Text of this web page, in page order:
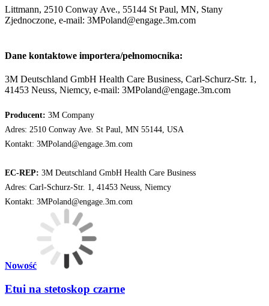
Littmann, 2510 Conway Ave., 55144 St Paul, MN, Stany
Zjednoczone, e-mail: 3MPoland@engage.3m.com
Dane kontaktowe importera/pełnomocnika:
3M Deutschland GmbH Health Care Business, Carl-Schurz-Str. 1,
41453 Neuss, Niemcy, e-mail: 3MPoland@engage.3m.com
Producent: 3M Company
Adres: 2510 Conway Ave. St Paul, MN 55144, USA
Kontakt: 3MPoland@engage.3m.com
EC-REP: 3M Deutschland GmbH Health Care Business
Adres: Carl-Schurz-Str. 1, 41453 Neuss, Niemcy
Kontakt: 3MPoland@engage.3m.com
Nowość
Etui na stetoskop czarne